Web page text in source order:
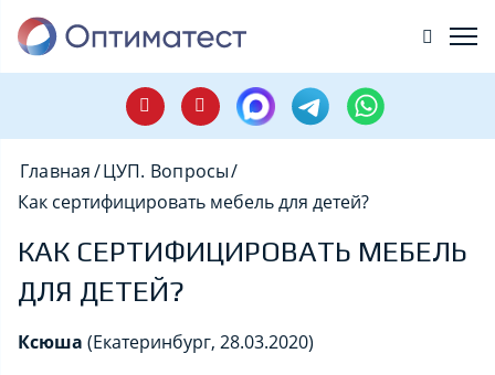
Главная/ЦУП. Вопросы/
Как сертифицировать мебель для детей?
КАК СЕРТИФИЦИРОВАТЬ МЕБЕЛЬ
ДЛЯ ДЕТЕЙ?
Ксюша (Екатеринбург, 28.03.2020)